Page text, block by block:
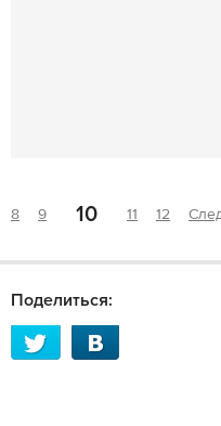
8 9 10 11 12
Поделиться: